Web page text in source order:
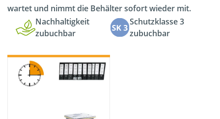
wartet und nimmt die Behälter sofort wieder mit.
Nachhaltigkeit
zubuchbar
Schutzklasse 3
zubuchbar